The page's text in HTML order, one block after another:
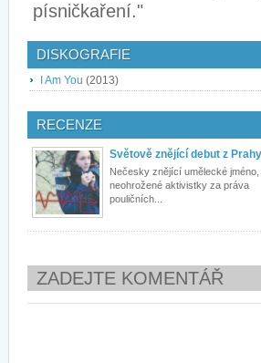
písničkaření."
DISKOGRAFIE
I Am You (2013)
RECENZE
Světově znějící debut z Prahy
Nečesky znějící umělecké
neohrožené aktivistky za práva
pouličních...
ZADEJTE KOMENTÁŘ